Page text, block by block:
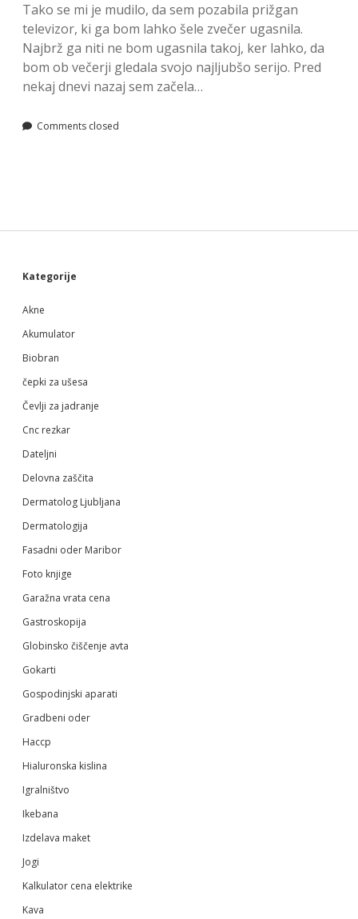
Tako se mi je mudilo, da sem pozabila prižgan
televizor, ki ga bom lahko šele zvečer ugasnila.
Najbrž ga niti ne bom ugasnila takoj, ker lahko, da
bom ob večerji gledala svojo najljubšo serijo. Pred
nekaj dnevi nazaj sem začela…
Comments closed
Sidebar
Kategorije
Akne
Akumulator
Biobran
čepki za ušesa
Čevlji za jadranje
Cnc rezkar
Dateljni
Delovna zaščita
Dermatolog Ljubljana
Dermatologija
Fasadni oder Maribor
Foto knjige
Garažna vrata cena
Gastroskopija
Globinsko čiščenje avta
Gokarti
Gospodinjski aparati
Gradbeni oder
Haccp
Hialuronska kislina
Igralništvo
Ikebana
Izdelava maket
Jogi
Kalkulator cena elektrike
Kava